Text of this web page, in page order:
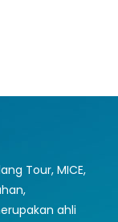
Tour, MICE,
ahli